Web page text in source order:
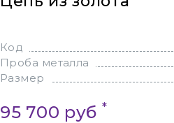
Код
Проба металла
Размер
95 700 руб *